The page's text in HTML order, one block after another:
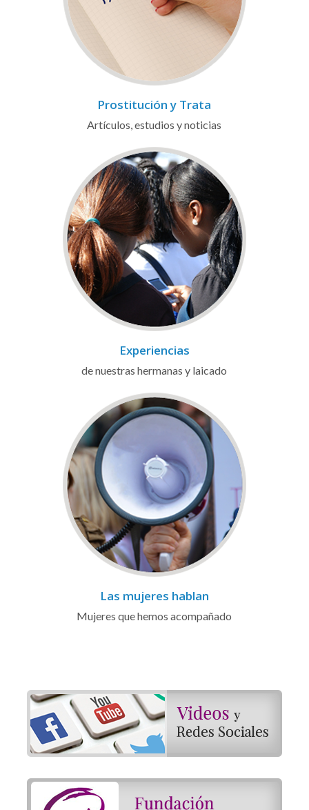
Prostitución y Trata
Artículos, estudios y noticias
Experiencias
de nuestras hermanas y laicado
Las mujeres hablan
Mujeres que hemos acompañado